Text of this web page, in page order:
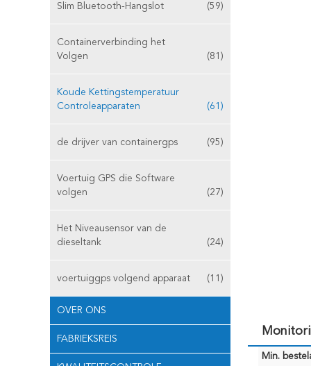
Slim Bluetooth-Hangslot (59)
Containerverbinding het
Volgen
(81)
Koude Kettingstemperatuur
Controleapparaten
(61)
de drijver van containergps (95)
Voertuig GPS die Software
volgen
(27)
Het Niveausensor van de
dieseltank
(24)
voertuiggps volgend apparaat (11)
OVER ONS
FABRIEKSREIS
Min.